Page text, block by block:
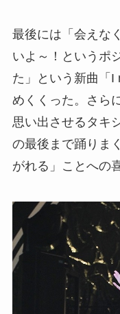
最後には「会えな
いよ～！というポ
た」という新曲「I
めくくった。さら
思い出させるタキ
の最後まで踊りま
がれる」ことへの